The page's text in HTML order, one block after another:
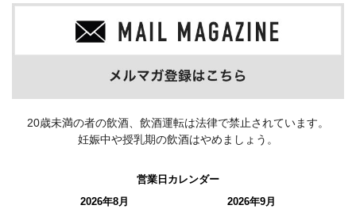
20歳未満の者の飲酒、飲酒運転は法律で禁止されています。
妊娠中や授乳期の飲酒はやめましょう。
営業日カレンダー
2026年8月
2026年9月